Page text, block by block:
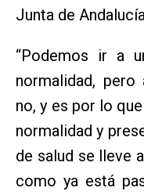
Junta de
“Podemos ir a
normalidad,
no, y es por lo
normalidad y
de salud se lleve
como ya está